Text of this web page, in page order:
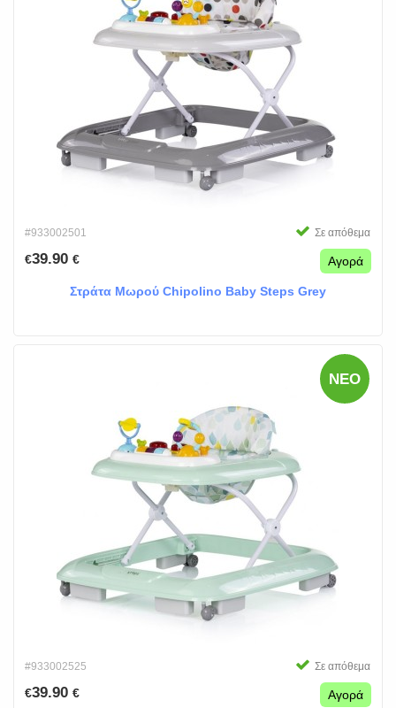
#933002501 Σε απόθεμα
€39.90 € Αγορά
Στράτα Μωρού Chipolino Baby Steps Grey
ΝΈΟ
#933002525 Σε απόθεμα
€39.90 € Αγορά